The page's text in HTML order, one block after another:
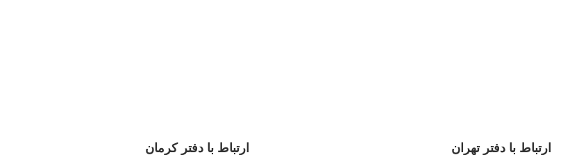
ارتباط با دفتر تهران ارتباط با دفتر کرمان